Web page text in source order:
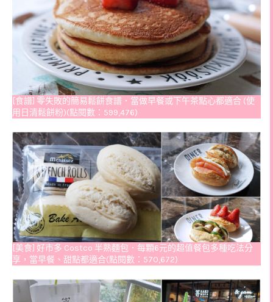
[食譜] 零失敗的簡易鬆餅食譜．當做早餐或下午茶點心都適合 (使
用日清鬆餅粉)(點閱數：599,476)
[美食] 好市多 Costco 半熟麵包．每顆6元的超值餐包多種吃法分
享，當早餐、甜點都適合(點閱數：570,672)